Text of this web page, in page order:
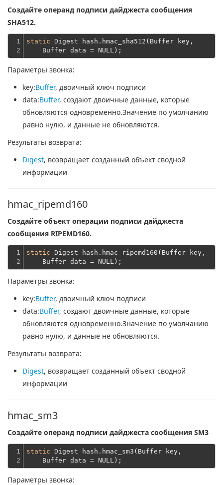
Создайте операнд подписи дайджеста сообщения
SHA512.
1
2
static Digest hash.hmac_sha512(Buffer key,
    Buffer data = NULL);
Параметры звонка:
key:Buffer, двоичный ключ подписи
data:Buffer, создают двоичные данные, которые
обновляются одновременно.Значение по умолчанию
равно нулю, и данные не обновляются.
Результаты возврата:
Digest, возвращает созданный объект сводной
информации
hmac_ripemd160
Создайте объект операции подписи дайджеста
сообщения RIPEMD160.
1
2
static Digest hash.hmac_ripemd160(Buffer key,
    Buffer data = NULL);
Параметры звонка:
key:Buffer, двоичный ключ подписи
data:Buffer, создают двоичные данные, которые
обновляются одновременно.Значение по умолчанию
равно нулю, и данные не обновляются.
Результаты возврата:
Digest, возвращает созданный объект сводной
информации
hmac_sm3
Создайте операнд подписи дайджеста сообщения SM3
1
2
static Digest hash.hmac_sm3(Buffer key,
    Buffer data = NULL);
Параметры звонка: